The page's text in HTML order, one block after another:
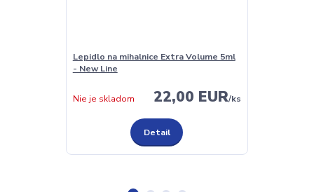
Lepidlo na mihalnice Extra Volume 5ml
- New Line
22,00 EUR/ks
Nie je skladom
Detail